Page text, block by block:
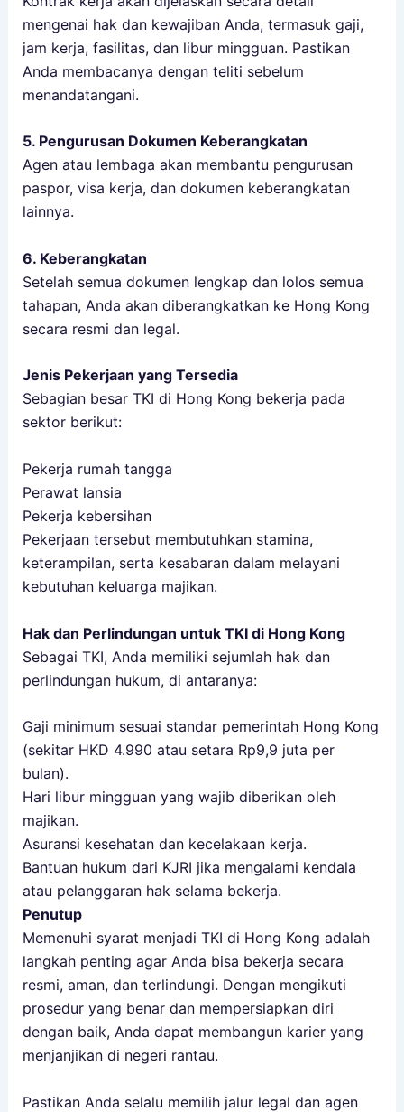
mengenai hak dan kewajiban Anda, termasuk gaji,
jam kerja, fasilitas, dan libur mingguan. Pastikan
Anda membacanya dengan teliti sebelum
menandatangani.
5. Pengurusan Dokumen Keberangkatan
Agen atau lembaga akan membantu pengurusan
paspor, visa kerja, dan dokumen keberangkatan
lainnya.
6. Keberangkatan
Setelah semua dokumen lengkap dan lolos semua
tahapan, Anda akan diberangkatkan ke Hong Kong
secara resmi dan legal.
Jenis Pekerjaan yang Tersedia
Sebagian besar TKI di Hong Kong bekerja pada
sektor berikut:
Pekerja rumah tangga
Perawat lansia
Pekerja kebersihan
Pekerjaan tersebut membutuhkan stamina,
keterampilan, serta kesabaran dalam melayani
kebutuhan keluarga majikan.
Hak dan Perlindungan untuk TKI di Hong Kong
Sebagai TKI, Anda memiliki sejumlah hak dan
perlindungan hukum, di antaranya:
Gaji minimum sesuai standar pemerintah Hong Kong
(sekitar HKD 4.990 atau setara Rp9,9 juta per
bulan).
Hari libur mingguan yang wajib diberikan oleh
majikan.
Asuransi kesehatan dan kecelakaan kerja.
Bantuan hukum dari KJRI jika mengalami kendala
atau pelanggaran hak selama bekerja.
Penutup
Memenuhi syarat menjadi TKI di Hong Kong adalah
langkah penting agar Anda bisa bekerja secara
resmi, aman, dan terlindungi. Dengan mengikuti
prosedur yang benar dan mempersiapkan diri
dengan baik, Anda dapat membangun karier yang
menjanjikan di negeri rantau.
Pastikan Anda selalu memilih jalur legal dan agen